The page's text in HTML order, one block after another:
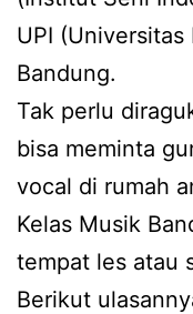
UPI
Bandung.
Tak perlu
bisa meminta
vocal di rumah
Kelas Musik
tempat les atau
Berikut